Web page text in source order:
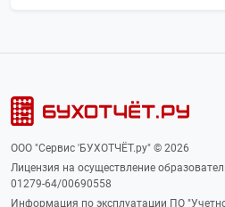
ООО "Сервис 'БУХОТЧЁТ.ру" © 2026
Лицензия на осуществление
01279-64/00690558
Информация по эксплуатации ПО